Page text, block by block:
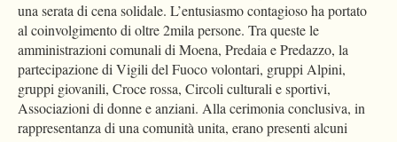
una serata di cena solidale. L’entusiasmo contagioso ha portato
al coinvolgimento di oltre 2mila persone. Tra queste le
amministrazioni comunali di Moena, Predaia e Predazzo, la
partecipazione di Vigili del Fuoco volontari, gruppi Alpini,
gruppi giovanili, Croce rossa, Circoli culturali e sportivi,
Associazioni di donne e anziani. Alla cerimonia conclusiva, in
rappresentanza di una comunità unita, erano presenti alcuni